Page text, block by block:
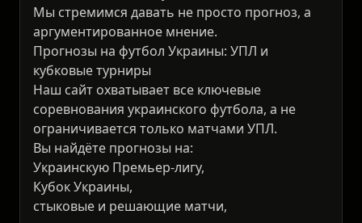
Мы стремимся давать не просто прогноз, а
аргументированное мнение.
Прогнозы на футбол Украины: УПЛ и
кубковые турниры
Наш сайт охватывает все ключевые
соревнования украинского футбола, а не
ограничивается только матчами УПЛ.
Вы найдёте прогнозы на:
Украинскую Премьер-лигу,
Кубок Украины,
стыковые и решающие матчи,